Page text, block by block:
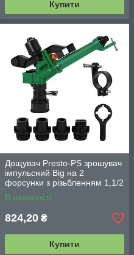
Купити
Дощувач Presto-PS зрошувач
імпульсний Big на 2
форсунки з різьбленням 1,1/2
дюйма (6012)
В наявності
824,20 ₴
Купити